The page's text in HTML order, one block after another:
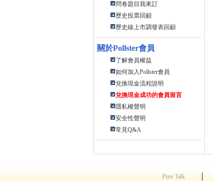
問卷題目我來訂
歷史投票回顧
歷史線上市調發表回顧
關於Pollster會員
了解會員權益
如何加入Pollster會員
兌換現金流程說明
兌換現金成功的會員留言
隱私權聲明
安全性聲明
常見Q&A
Pure Talk